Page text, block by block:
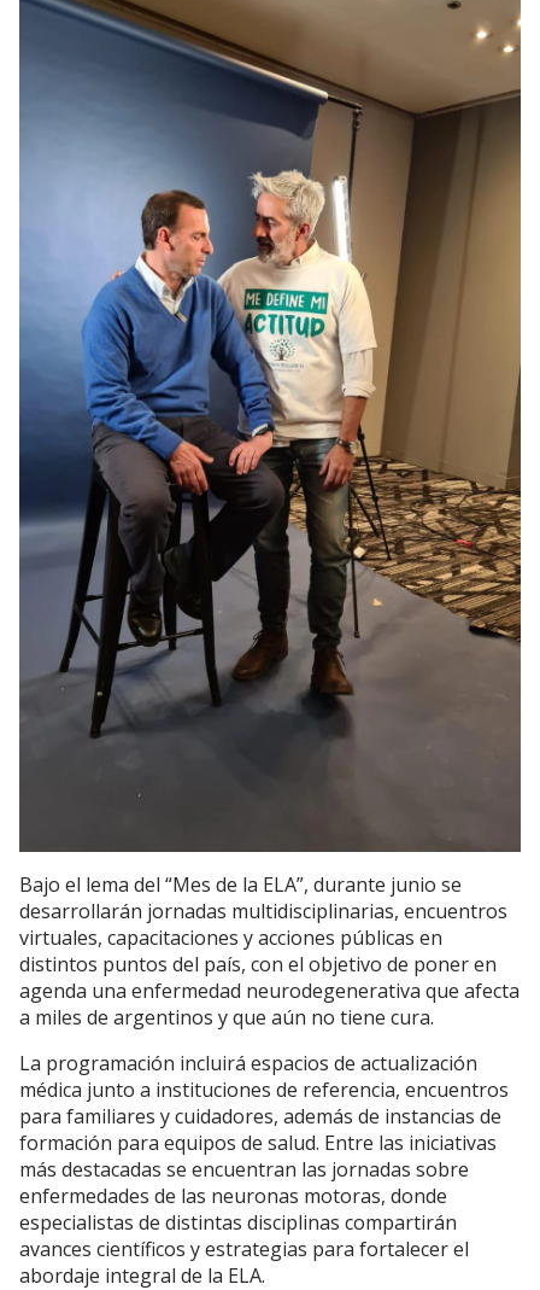
Bajo el lema del “Mes de la ELA”, durante junio se
desarrollarán jornadas multidisciplinarias, encuentros
virtuales, capacitaciones y acciones públicas en
distintos puntos del país, con el objetivo de poner en
agenda una enfermedad neurodegenerativa que afecta
a miles de argentinos y que aún no tiene cura.
La programación incluirá espacios de actualización
médica junto a instituciones de referencia, encuentros
para familiares y cuidadores, además de instancias de
formación para equipos de salud. Entre las iniciativas
más destacadas se encuentran las jornadas sobre
enfermedades de las neuronas motoras, donde
especialistas de distintas disciplinas compartirán
avances científicos y estrategias para fortalecer el
abordaje integral de la ELA.